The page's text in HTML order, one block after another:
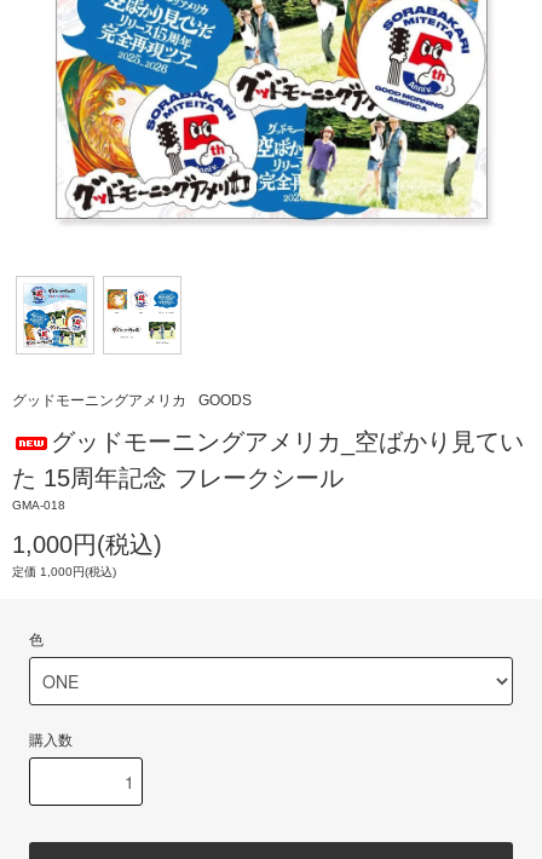
グッドモーニングアメリカ GOODS
グッドモーニングアメリカ_空ばかり見てい
た 15周年記念 フレークシール
GMA-018
1,000円(税込)
定価 1,000円(税込)
色
購入数